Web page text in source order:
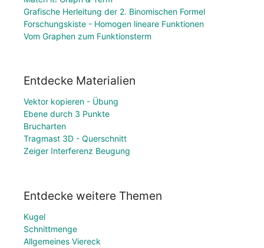
Grafische Herleitung der 2. Binomischen Formel
Forschungskiste - Homogen lineare Funktionen
Vom Graphen zum Funktionsterm
Entdecke Materialien
Vektor kopieren - Übung
Ebene durch 3 Punkte
Brucharten
Tragmast 3D - Querschnitt
Zeiger Interferenz Beugung
Entdecke weitere Themen
Kugel
Schnittmenge
Allgemeines Viereck